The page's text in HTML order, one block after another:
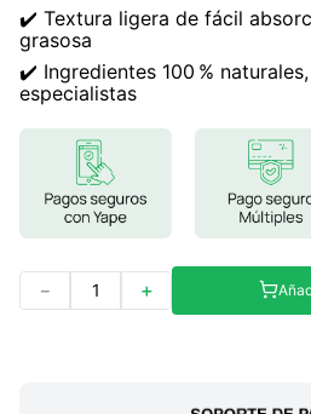
✔️ Textura ligera de fácil
grasosa
✔️ Ingredientes 100 %
especialistas
＋
－